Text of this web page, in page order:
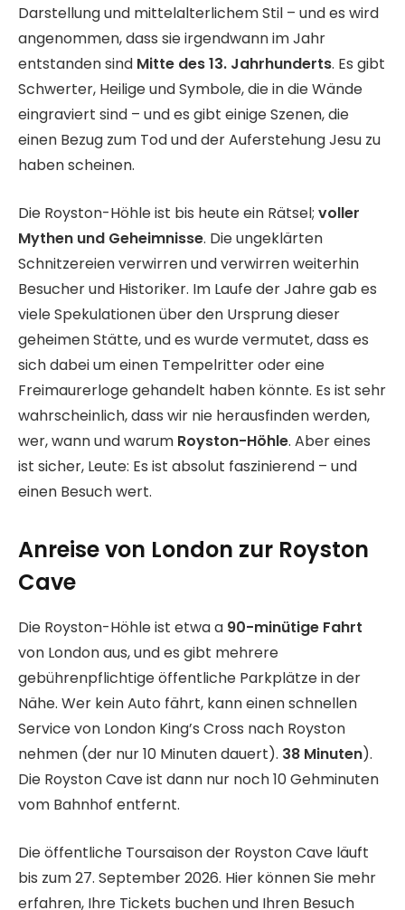
Darstellung und mittelalterlichem Stil – und es wird
angenommen, dass sie irgendwann im Jahr
entstanden sind Mitte des 13. Jahrhunderts. Es gibt
Schwerter, Heilige und Symbole, die in die Wände
eingraviert sind – und es gibt einige Szenen, die
einen Bezug zum Tod und der Auferstehung Jesu zu
haben scheinen.
Die Royston-Höhle ist bis heute ein Rätsel; voller
Mythen und Geheimnisse. Die ungeklärten
Schnitzereien verwirren und verwirren weiterhin
Besucher und Historiker. Im Laufe der Jahre gab es
viele Spekulationen über den Ursprung dieser
geheimen Stätte, und es wurde vermutet, dass es
sich dabei um einen Tempelritter oder eine
Freimaurerloge gehandelt haben könnte. Es ist sehr
wahrscheinlich, dass wir nie herausfinden werden,
wer, wann und warum Royston-Höhle. Aber eines
ist sicher, Leute: Es ist absolut faszinierend – und
einen Besuch wert.
Anreise von London zur Royston
Cave
Die Royston-Höhle ist etwa a 90-minütige Fahrt
von London aus, und es gibt mehrere
gebührenpflichtige öffentliche Parkplätze in der
Nähe. Wer kein Auto fährt, kann einen schnellen
Service von London King’s Cross nach Royston
nehmen (der nur 10 Minuten dauert). 38 Minuten).
Die Royston Cave ist dann nur noch 10 Gehminuten
vom Bahnhof entfernt.
Die öffentliche Toursaison der Royston Cave läuft
bis zum 27. September 2026. Hier können Sie mehr
erfahren, Ihre Tickets buchen und Ihren Besuch